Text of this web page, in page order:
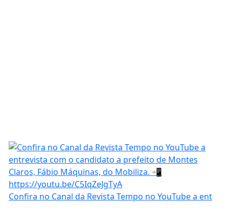
Confira no Canal da Revista Tempo no YouTube a ent